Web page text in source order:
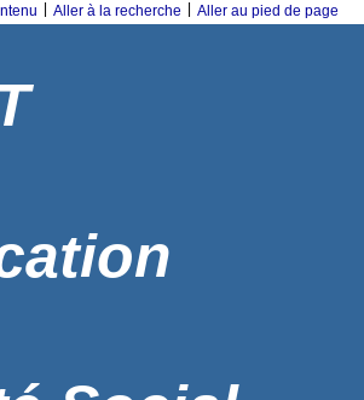
Aller à la recherche Aller au pied de page